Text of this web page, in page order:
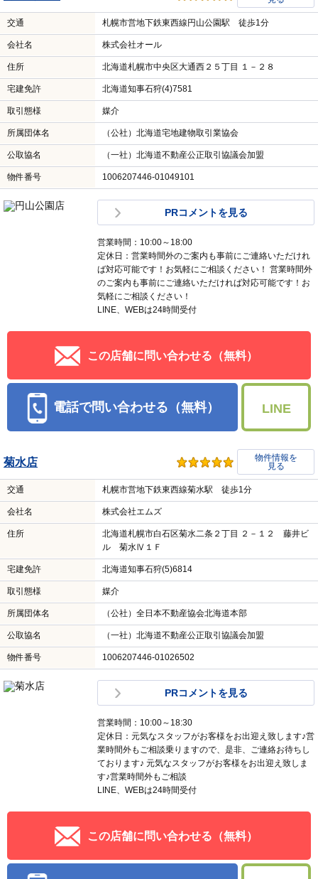
交通 札幌市営地下鉄東西線円山公園駅 徒歩1分
会社名 株式会社オール
住所 北海道札幌市中央区大通西２５丁目 １－２８
宅建免許 北海道知事石狩(4)7581
取引態様 媒介
所属団体名 （公社）北海道宅地建物取引業協会
公取協名 （一社）北海道不動産公正取引協議会加盟
物件番号 1006207446-01049101
PRコメントを見る
営業時間：10:00～18:00
定休日：営業時間外のご案内も事前にご連絡いただけれ
ば対応可能です！お気軽にご相談ください！ 営業時間外
のご案内も事前にご連絡いただければ対応可能です！お
気軽にご相談ください！
LINE、WEBは24時間受付
この店舗に問い合わせる（無料）
電話で問い合わせる（無料） LINE
菊水店
物件情報を
見る
交通 札幌市営地下鉄東西線菊水駅 徒歩1分
会社名 株式会社エムズ
住所
北海道札幌市白石区菊水二条２丁目 ２－１２ 藤井ビ
ル 菊水Ⅳ１Ｆ
宅建免許 北海道知事石狩(5)6814
取引態様 媒介
所属団体名 （公社）全日本不動産協会北海道本部
公取協名 （一社）北海道不動産公正取引協議会加盟
物件番号 1006207446-01026502
PRコメントを見る
営業時間：10:00～18:30
定休日：元気なスタッフがお客様をお出迎え致します♪営
業時間外もご相談乗りますので、是非、ご連絡お待ちし
ております♪ 元気なスタッフがお客様をお出迎え致しま
す♪営業時間外もご相談
LINE、WEBは24時間受付
この店舗に問い合わせる（無料）